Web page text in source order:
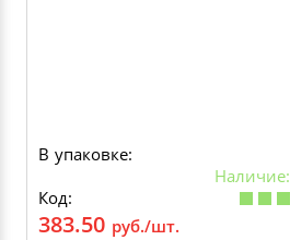
В упаковке:
Наличие:
Код:
383.50 руб./шт.